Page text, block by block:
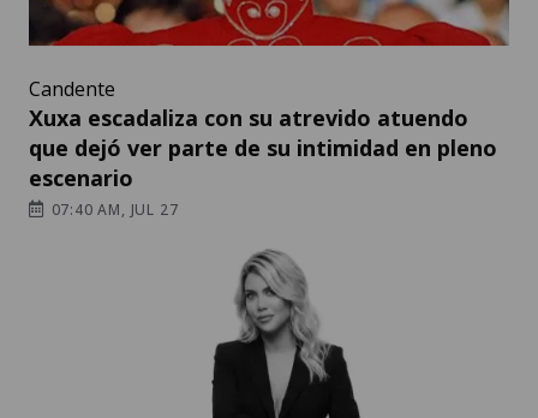
Candente
Xuxa escadaliza con su atrevido atuendo
que dejó ver parte de su intimidad en pleno
escenario
07:40 AM, JUL 27